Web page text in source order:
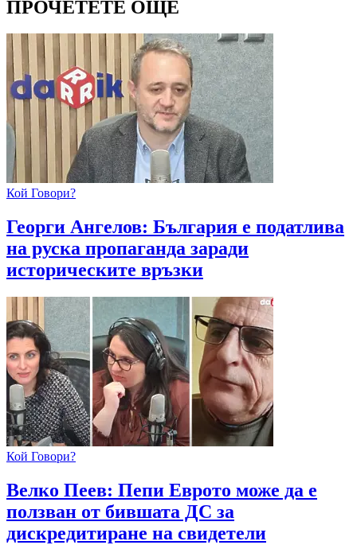
ПРОЧЕТЕТЕ ОЩЕ
Кой Говори?
Георги Ангелов: България е податлива
на руска пропаганда заради
историческите връзки
Кой Говори?
Велко Пеев: Пепи Еврото може да е
ползван от бившата ДС за
дискредитиране на свидетели